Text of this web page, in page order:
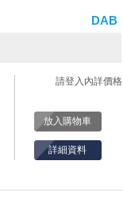
DAB
請登入內詳價格
放入購物車
詳細資料